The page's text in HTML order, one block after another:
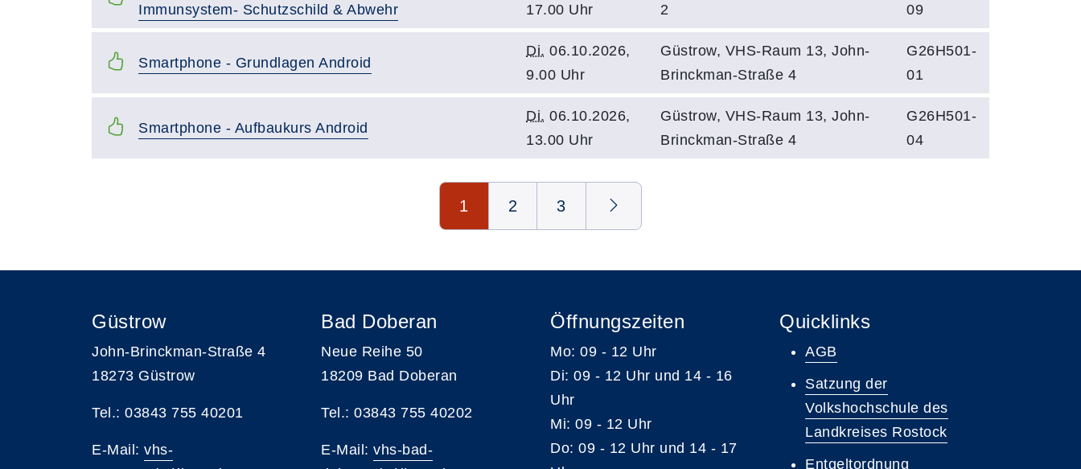
Immunsystem- Schutzschild & Abwehr
17.00 Uhr
2
09
Smartphone - Grundlagen Android
Di. 06.10.2026,
9.00 Uhr
Güstrow, VHS-Raum 13, John-
Brinckman-Straße 4
G26H501-
01
Smartphone - Aufbaukurs Android
Di. 06.10.2026,
13.00 Uhr
Güstrow, VHS-Raum 13, John-
Brinckman-Straße 4
G26H501-
04
1 2 3
Güstrow
John-Brinckman-Straße 4
18273 Güstrow
Tel.: 03843 755 40201
E-Mail: vhs-
Bad Doberan
Neue Reihe 50
18209 Bad Doberan
Tel.: 03843 755 40202
E-Mail: vhs-bad-
Öffnungszeiten
Mo: 09 - 12 Uhr
Di: 09 - 12 Uhr und 14 - 16
Uhr
Mi: 09 - 12 Uhr
Do: 09 - 12 Uhr und 14 - 17
Quicklinks
AGB
Satzung der
Volkshochschule des
Landkreises Rostock
Entgeltordnung